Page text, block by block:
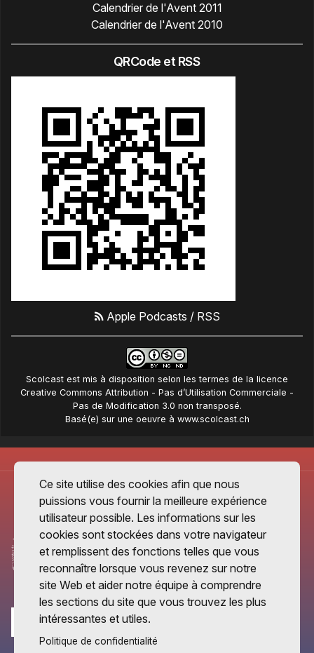
Calendrier de l'Avent 2011
Calendrier de l'Avent 2010
QRCode et RSS
Apple Podcasts / RSS
Scolcast est mis à disposition selon les termes de la licence
Creative Commons Attribution - Pas d’Utilisation Commerciale -
Pas de Modification 3.0 non transposé.
Basé(e) sur une oeuvre à www.scolcast.ch
Ce site utilise des cookies afin que nous
puissions vous fournir la meilleure expérience
utilisateur possible. Les informations sur les
cookies sont stockées dans votre navigateur
et remplissent des fonctions telles que vous
reconnaître lorsque vous revenez sur notre
site Web et aider notre équipe à comprendre
les sections du site que vous trouvez les plus
intéressantes et utiles.
Politique de confidentialité